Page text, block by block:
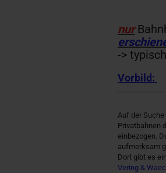
nur
->
Vorbild:
Auf der
Privatbahnen
einbezogen.
aufmerksam
Dort gibt es
Vering &